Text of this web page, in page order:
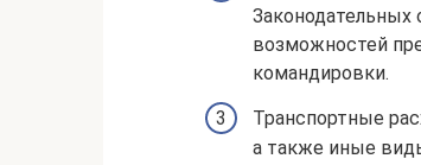
Законодательных
возможностей
командировки.
Транспортные
а также иные